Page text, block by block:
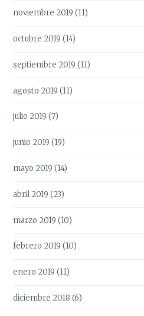
noviembre 2019 (11)
octubre 2019 (14)
septiembre 2019 (11)
agosto 2019 (11)
julio 2019 (7)
junio 2019 (19)
mayo 2019 (14)
abril 2019 (23)
marzo 2019 (10)
febrero 2019 (10)
enero 2019 (11)
diciembre 2018 (6)